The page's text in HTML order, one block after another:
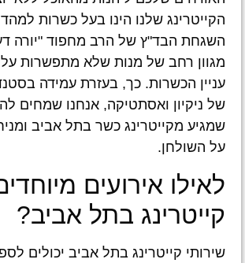
הקייטרינג שלנו הינו בעל כשרות
השגחת הבד"ץ של הרב מחפוד "יורה
מגוון רחב של מנות שלא מתפשרות
עניין הכשרות. כך, בעזרת עמידה
של ניקיון ואסתטיקה, אנחנו שמחים
שמגיע מקייטרינג כשר בתל אביב
על השולחן.
לאילו אירועים
קייטרינג בתל אביב?
שירותי קייטרינג בתל אביב יכולים